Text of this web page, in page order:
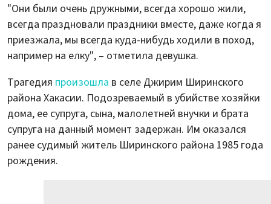
"Они были очень дружными, всегда хорошо жили,
всегда праздновали праздники вместе, даже когда я
приезжала, мы всегда куда-нибудь ходили в поход,
например на елку", – отметила девушка.
Трагедия произошла в селе Джирим Ширинского
района Хакасии. Подозреваемый в убийстве хозяйки
дома, ее супруга, сына, малолетней внучки и брата
супруга на данный момент задержан. Им оказался
ранее судимый житель Ширинского района 1985 года
рождения.